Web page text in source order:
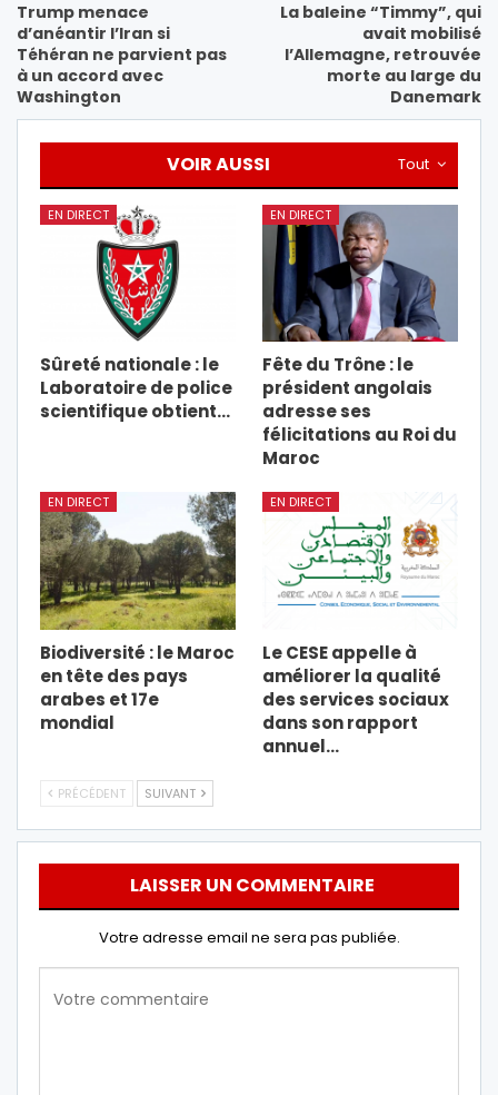
Trump menace
d’anéantir l’Iran si
Téhéran ne parvient pas
à un accord avec
Washington
La baleine “Timmy”, qui
avait mobilisé
l’Allemagne, retrouvée
morte au large du
Danemark
Tout
VOIR AUSSI
EN DIRECT
Sûreté nationale : le
Laboratoire de police
scientifique obtient…
EN DIRECT
Fête du Trône : le
président angolais
adresse ses
félicitations au Roi du
Maroc
EN DIRECT
Biodiversité : le Maroc
en tête des pays
arabes et 17e
mondial
EN DIRECT
Le CESE appelle à
améliorer la qualité
des services sociaux
dans son rapport
annuel…
PRÉCÉDENT SUIVANT
LAISSER UN COMMENTAIRE
Votre adresse email ne sera pas publiée.